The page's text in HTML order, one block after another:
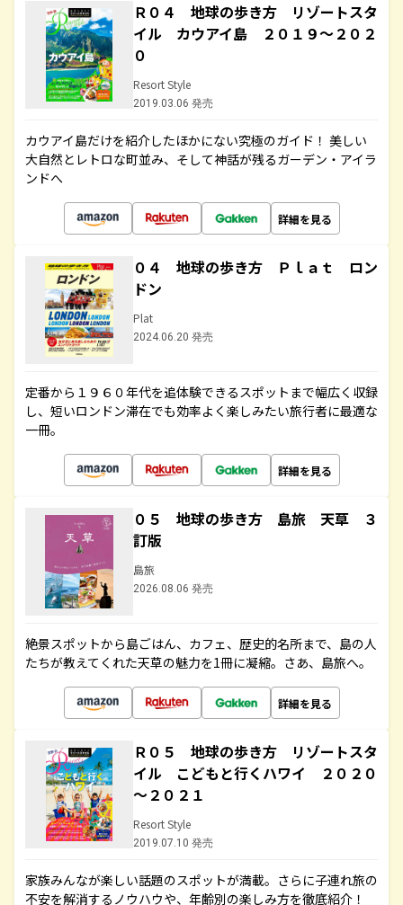
Ｒ０４ 地球の歩き方 リゾートスタ
イル カウアイ島 ２０１９～２０２
０
Resort Style
2019.03.06 発売
カウアイ島だけを紹介したほかにない究極のガイド！ 美しい
大自然とレトロな町並み、そして神話が残るガーデン・アイラ
ンドへ
詳細を見る
０４ 地球の歩き方 Ｐｌａｔ ロン
ドン
Plat
2024.06.20 発売
定番から１９６０年代を追体験できるスポットまで幅広く収録
し、短いロンドン滞在でも効率よく楽しみたい旅行者に最適な
一冊。
詳細を見る
０５ 地球の歩き方 島旅 天草 ３
訂版
島旅
2026.08.06 発売
絶景スポットから島ごはん、カフェ、歴史的名所まで、島の人
たちが教えてくれた天草の魅力を1冊に凝縮。さあ、島旅へ。
詳細を見る
Ｒ０５ 地球の歩き方 リゾートスタ
イル こどもと行くハワイ ２０２０
～２０２１
Resort Style
2019.07.10 発売
家族みんなが楽しい話題のスポットが満載。さらに子連れ旅の
不安を解消するノウハウや、年齢別の楽しみ方を徹底紹介！